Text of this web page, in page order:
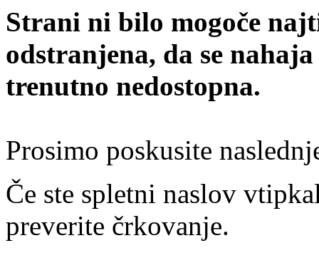
Strani ni bilo mogoče
odstranjena, da se
trenutno nedostopna.
Prosimo poskusite
Če ste spletni naslov
preverite črkovanje.